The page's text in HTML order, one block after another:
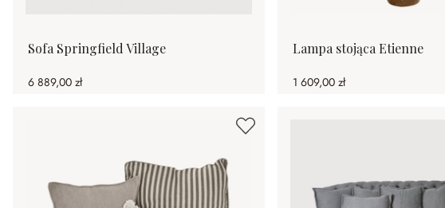
Sofa Springfield Village
6 889,00 zł
Lampa stojąca Etienne
1 609,00 zł